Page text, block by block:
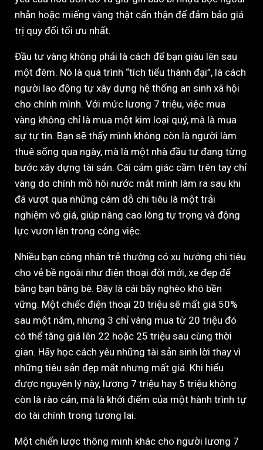
nhẫn hoặc miếng vàng thật cẩn thận để đảm bảo giá
trị quy đổi tối ưu nhất.
Đầu tư vàng không phải là cách để bạn giàu lên sau
một đêm. Nó là quá trình “tích tiểu thành đại”, là cách
người lao động tự xây dựng hệ thống an sinh xã hội
cho chính mình. Với mức lương 7 triệu, việc mua
vàng không chỉ là mua một kim loại quý, mà là mua
sự tự tin. Bạn sẽ thấy mình không còn là người làm
thuê sống qua ngày, mà là một nhà đầu tư đang từng
bước xây dựng tài sản. Cái cảm giác cầm trên tay chỉ
vàng do chính mồ hôi nước mắt mình làm ra sau khi
đã vượt qua những cám dỗ chi tiêu là một trải
nghiệm vô giá, giúp nâng cao lòng tự trọng và động
lực vươn lên trong công việc.
Nhiều bạn công nhân trẻ thường có xu hướng chi tiêu
cho vẻ bề ngoài như điện thoại đời mới, xe đẹp để
bằng bạn bằng bè. Đây là cái bẫy nghèo khó bền
vững. Một chiếc điện thoại 20 triệu sẽ mất giá 50%
sau một năm, nhưng 3 chỉ vàng mua từ 20 triệu đó
có thể tăng giá lên 22 hoặc 25 triệu sau cùng thời
gian. Hãy học cách yêu những tài sản sinh lời thay vì
những tiêu sản đẹp mắt nhưng mất giá. Khi hiểu
được nguyên lý này, lương 7 triệu hay 5 triệu không
còn là rào cản, mà là khởi điểm của một hành trình tự
do tài chính trong tương lai.
Một chiến lược thông minh khác cho người lương 7